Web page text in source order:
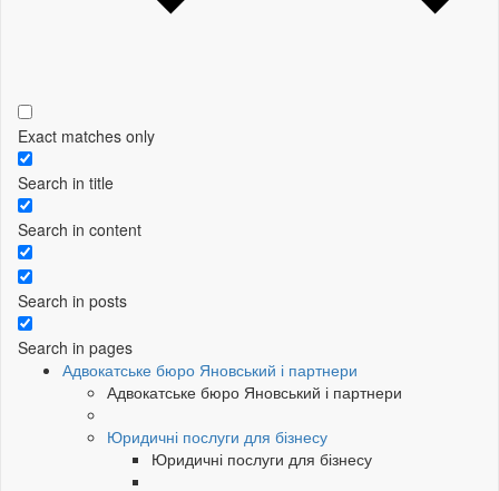
Exact matches only
Search in title
Search in content
Search in posts
Search in pages
Адвокатське бюро Яновський і партнери
Адвокатське бюро Яновський і партнери
Юридичні послуги для бізнесу
Юридичні послуги для бізнесу